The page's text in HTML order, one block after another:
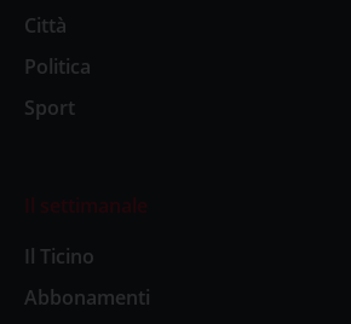
Città
Politica
Sport
Il settimanale
Il Ticino
Abbonamenti